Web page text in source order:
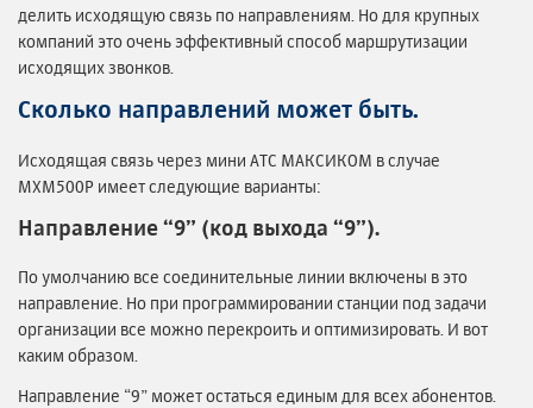
делить исходящую связь по направлениям. Но для крупных
компаний это очень эффективный способ маршрутизации
исходящих звонков.
Сколько направлений может быть.
Исходящая связь через мини АТС МАКСИКОМ в случае
MXM500P имеет следующие варианты:
Направление “9” (код выхода “9”).
По умолчанию все соединительные линии включены в это
направление. Но при программировании станции под задачи
организации все можно перекроить и оптимизировать. И вот
каким образом.
Направление “9” может остаться единым для всех абонентов.